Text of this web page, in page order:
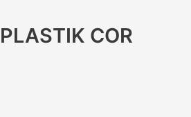
PLASTIK COR